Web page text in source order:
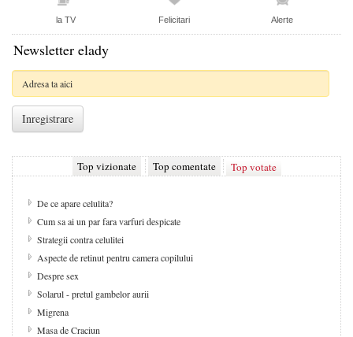
la TV Felicitari Alerte
Newsletter elady
Top vizionate Top comentate Top votate
De ce apare celulita?
Cum sa ai un par fara varfuri despicate
Strategii contra celulitei
Aspecte de retinut pentru camera copilului
Despre sex
Solarul - pretul gambelor aurii
Migrena
Masa de Craciun